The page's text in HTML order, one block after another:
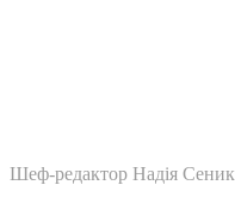
Шеф-редактор Надія Сеник